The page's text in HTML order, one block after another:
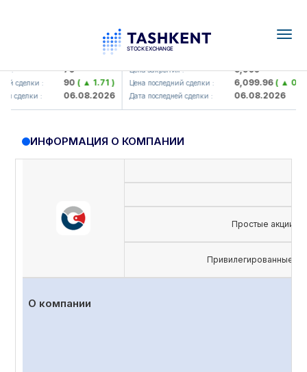
79
сделки : 90( ▲ 1.71 )
сделки : 06.08.2026
UZMK (<O'zmetkombinat> AJ)
Цена закрытия : 6,099
Цена последний сделки : 6,099.96( ▲ 0.08 )
Дата последней сделки : 06.08.2026
ИНФОРМАЦИЯ О КОМПАНИИ
Простые акции
Привилегированные
О компании